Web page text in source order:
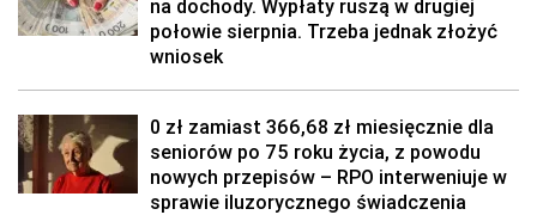
na dochody. Wypłaty ruszą w drugiej
połowie sierpnia. Trzeba jednak złożyć
wniosek
0 zł zamiast 366,68 zł miesięcznie dla
seniorów po 75 roku życia, z powodu
nowych przepisów – RPO interweniuje w
sprawie iluzorycznego świadczenia